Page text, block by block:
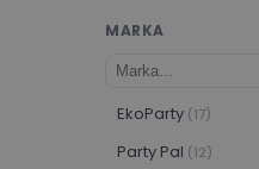
MARKA
EkoParty (17)
Party Pal (12)